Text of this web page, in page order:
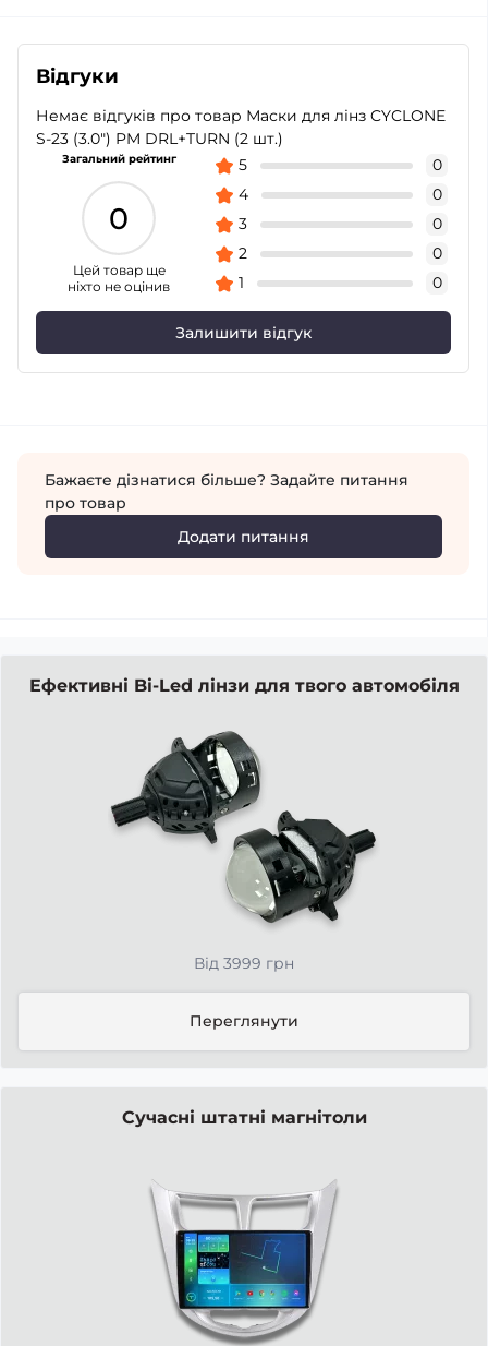
Відгуки
Немає відгуків про товар Маски для лінз CYCLONE
S-23 (3.0") PM DRL+TURN (2 шт.)
Загальний рейтинг
0
Цей товар ще
ніхто не оцінив
5
0
4
0
3
0
2
0
1
0
Залишити відгук
Бажаєте дізнатися більше? Задайте питання
про товар
Додати питання
Ефективні Bi-Led лінзи для твого автомобіля
Від 3999 грн
Переглянути
Сучасні штатні магнітоли